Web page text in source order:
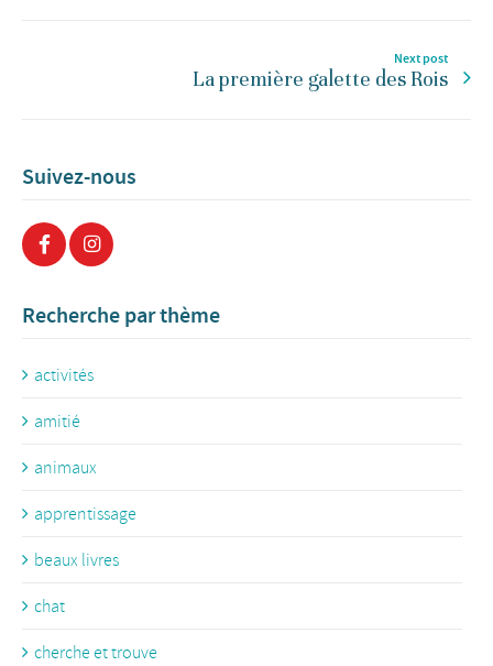
Next post
La première galette des Rois
Suivez-nous
Recherche par thème
activités
amitié
animaux
apprentissage
beaux livres
chat
cherche et trouve